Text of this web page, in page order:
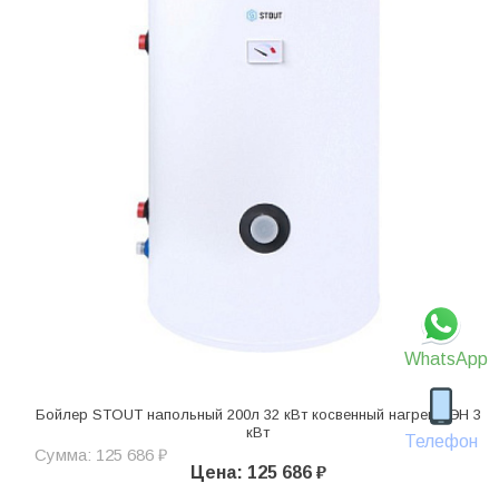
WhatsApp
Телефон
Бойлер STOUT напольный 200л 32 кВт косвенный нагрев ТЭН 3
кВт
Сумма: 125 686 ₽
Цена: 125 686 ₽